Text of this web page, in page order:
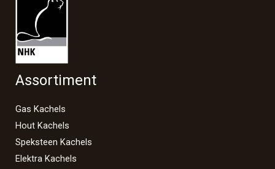
Assortiment
Gas Kachels
Hout Kachels
Speksteen Kachels
Elektra Kachels